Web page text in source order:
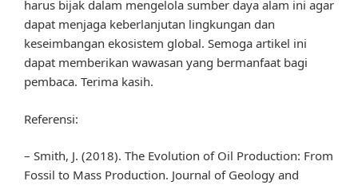
harus bijak dalam mengelola sumber daya alam ini agar
dapat menjaga keberlanjutan lingkungan dan
keseimbangan ekosistem global. Semoga artikel ini
dapat memberikan wawasan yang bermanfaat bagi
pembaca. Terima kasih.
Referensi:
– Smith, J. (2018). The Evolution of Oil Production: From
Fossil to Mass Production. Journal of Geology and